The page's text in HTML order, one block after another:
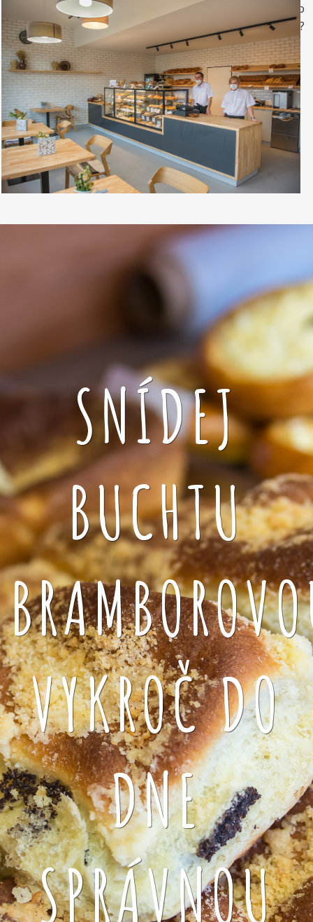
kávou. Nebo si raději dáte zrmzlinový pohár nebo
vynikající točenou zmrzlinu?
SNÍDEJ
BUCHTU
VYKROČ DO
DNE
SPRÁVNOU